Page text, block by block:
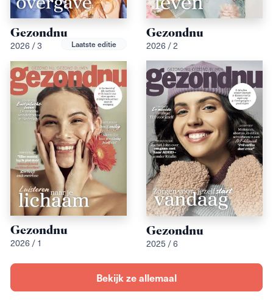
Gezondnu
2026 / 3 Laatste editie
Gezondnu
2026 / 2
Gezondnu
2026 / 1
Gezondnu
2025 / 6
Bekijk ze allemaal